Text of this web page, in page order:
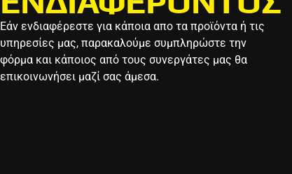
Εάν ενδιαφέρεστε για κάποια απο τα προϊόντα ή τις
υπηρεσίες μας, παρακαλούμε συμπληρώστε την
φόρμα και κάποιος από τους συνεργάτες μας θα
επικοινωνήσει μαζί σας άμεσα.